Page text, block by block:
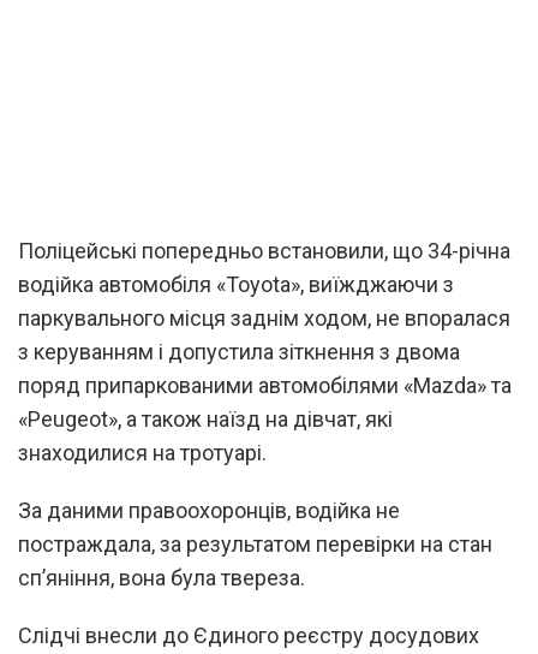
Поліцейські попередньо встановили, що 34-річна
водійка автомобіля «Toyota», виїжджаючи з
паркувального місця заднім ходом, не впоралася
з керуванням і допустила зіткнення з двома
поряд припаркованими автомобілями «Mazda» та
«Peugeot», а також наїзд на дівчат, які
знаходилися на тротуарі.
За даними правоохоронців, водійка не
постраждала, за результатом перевірки на стан
сп’яніння, вона була твереза.
Слідчі внесли до Єдиного реєстру досудових